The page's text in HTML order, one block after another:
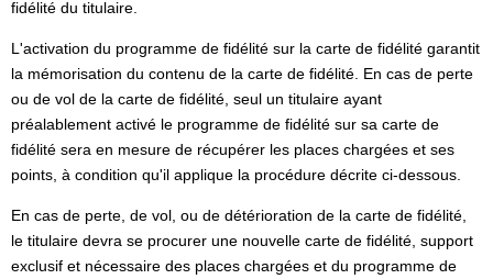
fidélité du titulaire.
L'activation du programme de fidélité sur la carte de fidélité garantit
la mémorisation du contenu de la carte de fidélité. En cas de perte
ou de vol de la carte de fidélité, seul un titulaire ayant
préalablement activé le programme de fidélité sur sa carte de
fidélité sera en mesure de récupérer les places chargées et ses
points, à condition qu'il applique la procédure décrite ci-dessous.
En cas de perte, de vol, ou de détérioration de la carte de fidélité,
le titulaire devra se procurer une nouvelle carte de fidélité, support
exclusif et nécessaire des places chargées et du programme de